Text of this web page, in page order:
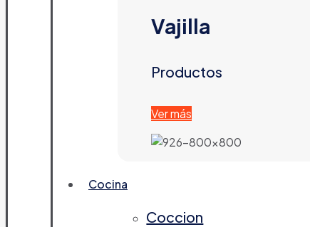
Vajilla
Productos
Ver más
Cocina
Coccion